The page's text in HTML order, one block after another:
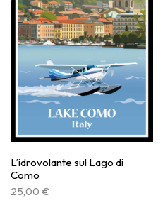
L’idrovolante sul Lago di
Como
25,00 €